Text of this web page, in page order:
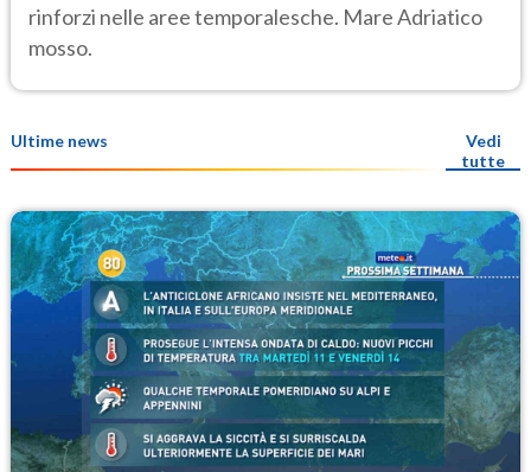
rinforzi nelle aree temporalesche. Mare Adriatico
mosso.
Ultime news
Vedi
tutte